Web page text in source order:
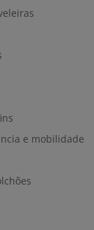
e mobilidade